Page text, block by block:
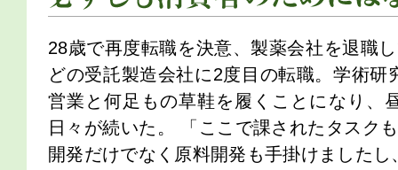
28歳で再度転職を決意、製薬会社を退職
どの受託製造会社に2度目の転職。学術研
営業と何足もの草鞋を履くことになり、
日々が続いた。 「ここで課されたタスク
開発だけでなく原料開発も手掛けました